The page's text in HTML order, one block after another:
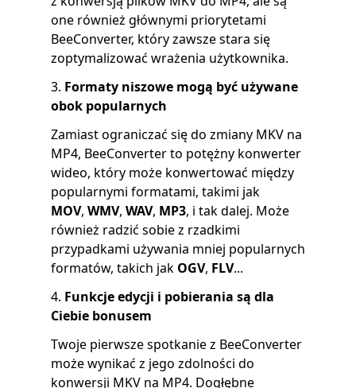
one również głównymi priorytetami
BeeConverter, który zawsze stara się
zoptymalizować wrażenia użytkownika.
3. Formaty niszowe mogą być używane
obok popularnych
Zamiast ograniczać się do zmiany MKV na
MP4, BeeConverter to potężny konwerter
wideo, który może konwertować między
popularnymi formatami, takimi jak
MOV, WMV, WAV, MP3, i tak dalej. Może
również radzić sobie z rzadkimi
przypadkami używania mniej popularnych
formatów, takich jak OGV, FLV...
4. Funkcje edycji i pobierania są dla
Ciebie bonusem
Twoje pierwsze spotkanie z BeeConverter
może wynikać z jego zdolności do
konwersji MKV na MP4. Dogłębne